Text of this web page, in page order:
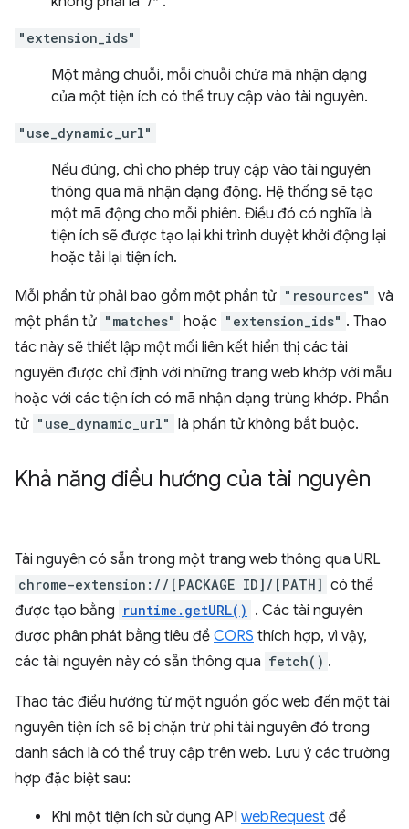
"extension_ids"
Một mảng chuỗi, mỗi chuỗi chứa mã nhận dạng
của một tiện ích có thể truy cập vào tài nguyên.
"use_dynamic_url"
Nếu đúng, chỉ cho phép truy cập vào tài nguyên
thông qua mã nhận dạng động. Hệ thống sẽ tạo
một mã động cho mỗi phiên. Điều đó có nghĩa là
tiện ích sẽ được tạo lại khi trình duyệt khởi động lại
hoặc tải lại tiện ích.
Mỗi phần tử phải bao gồm một phần tử "resources" và
một phần tử "matches" hoặc "extension_ids" . Thao
tác này sẽ thiết lập một mối liên kết hiển thị các tài
nguyên được chỉ định với những trang web khớp với mẫu
hoặc với các tiện ích có mã nhận dạng trùng khớp. Phần
tử "use_dynamic_url" là phần tử không bắt buộc.
Khả năng điều hướng của tài nguyên
Tài nguyên có sẵn trong một trang web thông qua URL
chrome-extension://[PACKAGE ID]/[PATH] có thể
được tạo bằng runtime.getURL() . Các tài nguyên
được phân phát bằng tiêu đề CORS thích hợp, vì vậy,
các tài nguyên này có sẵn thông qua fetch() .
Thao tác điều hướng từ một nguồn gốc web đến một tài
nguyên tiện ích sẽ bị chặn trừ phi tài nguyên đó trong
danh sách là có thể truy cập trên web. Lưu ý các trường
hợp đặc biệt sau:
Khi một tiện ích sử dụng API webRequest để